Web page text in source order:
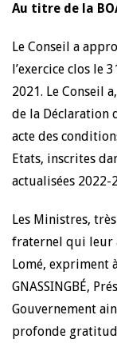
Au titre de la
Le Conseil a
l’exercice clos le
2021. Le Conseil
de la Déclaration
acte des
Etats, inscrites
actualisées 2022-
Les Ministres,
fraternel qui leur
Lomé, expriment
GNASSINGBÉ,
Gouvernement
profonde